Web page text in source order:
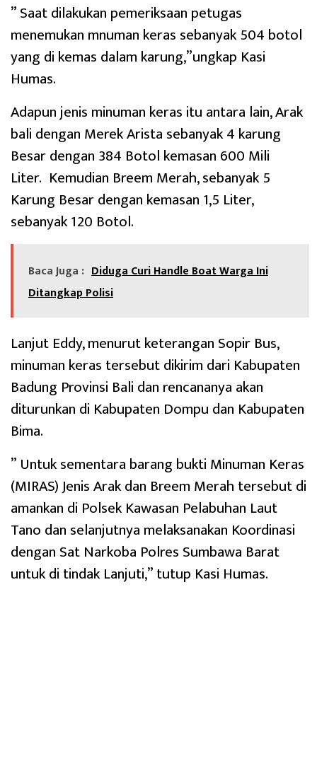
” Saat dilakukan pemeriksaan petugas
menemukan mnuman keras sebanyak 504 botol
yang di kemas dalam karung,”ungkap Kasi
Humas.
Adapun jenis minuman keras itu antara lain, Arak
bali dengan Merek Arista sebanyak 4 karung
Besar dengan 384 Botol kemasan 600 Mili
Liter. Kemudian Breem Merah, sebanyak 5
Karung Besar dengan kemasan 1,5 Liter,
sebanyak 120 Botol.
Baca Juga : Diduga Curi Handle Boat Warga Ini
Ditangkap Polisi
Lanjut Eddy, menurut keterangan Sopir Bus,
minuman keras tersebut dikirim dari Kabupaten
Badung Provinsi Bali dan rencananya akan
diturunkan di Kabupaten Dompu dan Kabupaten
Bima.
” Untuk sementara barang bukti Minuman Keras
(MIRAS) Jenis Arak dan Breem Merah tersebut di
amankan di Polsek Kawasan Pelabuhan Laut
Tano dan selanjutnya melaksanakan Koordinasi
dengan Sat Narkoba Polres Sumbawa Barat
untuk di tindak Lanjuti,” tutup Kasi Humas.